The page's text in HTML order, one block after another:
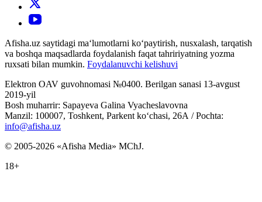
Afisha.uz saytidagi ma‘lumotlarni ko‘paytirish, nusxalash, tarqatish
va boshqa maqsadlarda foydalanish faqat tahririyatning yozma
ruxsati bilan mumkin. Foydalanuvchi kelishuvi
Elektron OAV guvohnomasi №0400. Berilgan sanasi 13-avgust
2019-yil
Bosh muharrir: Sapayeva Galina Vyacheslavovna
Manzil: 100007, Toshkent, Parkent ko‘chasi, 26А / Pochta:
info@afisha.uz
© 2005-2026 «Afisha Media» MChJ.
18+